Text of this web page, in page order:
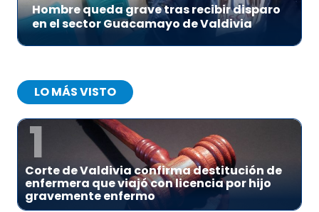
Hombre queda grave tras recibir disparo
en el sector Guacamayo de Valdivia
LO MÁS VISTO
1
Corte de Valdivia confirma destitución de
enfermera que viajó con licencia por hijo
gravemente enfermo